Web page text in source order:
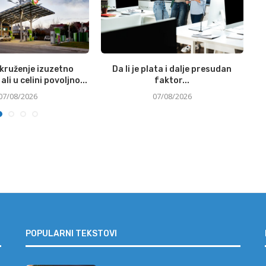
izuzetno
u celini povoljno...
08/2026
Da li je plata i dalje presudan
faktor...
07/08/2026
POPULARNI TEKSTOVI